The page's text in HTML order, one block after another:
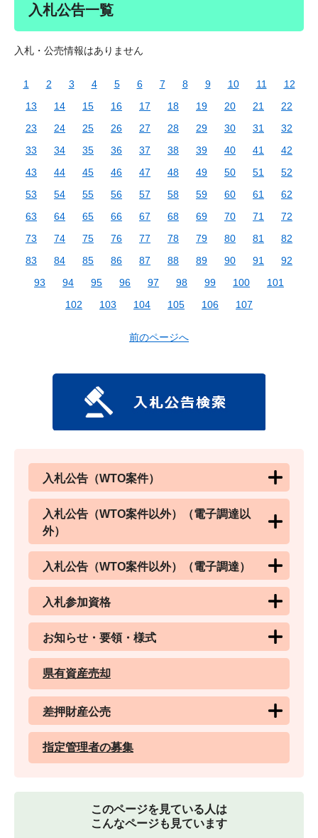
入札公告一覧
入札・公売情報はありません
1 2 3 4 5 6 7 8 9 10 11
12
13
14 15 16 17 18 19 20 21
22
23
24 25 26 27 28 29 30 31
32
33
34 35 36 37 38 39 40 41
42
43
44 45 46 47 48 49 50 51
52
53
54 55 56 57 58 59 60 61
62
63
64 65 66 67 68 69 70 71
72
73
74 75 76 77 78 79 80 81
82
83
84 85 86 87 88 89 90 91
92
93
94 95 96 97 98 99 100
101
102
103 104 105 106 107
前のページへ
入札公告（WTO案件）
入札公告（WTO案件以外）（電子調達以
外）
入札公告（WTO案件以外）（電子調達）
入札参加資格
お知らせ・要領・様式
県有資産売却
差押財産公売
指定管理者の募集
このページを見ている人は
こんなページも見ています